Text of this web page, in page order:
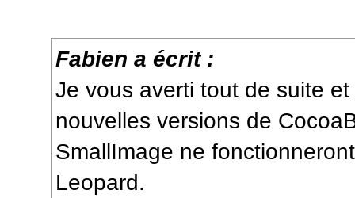
Fabien a écrit :
Je vous averti tout de suite
nouvelles versions de
SmallImage ne
Leopard.